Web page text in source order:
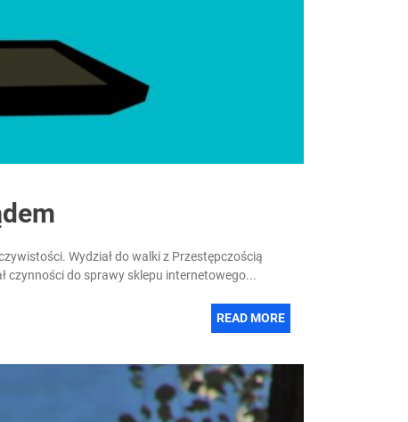
Wydział do walki z Przestępczością
czynności do sprawy sklepu internetowego...
READ MORE